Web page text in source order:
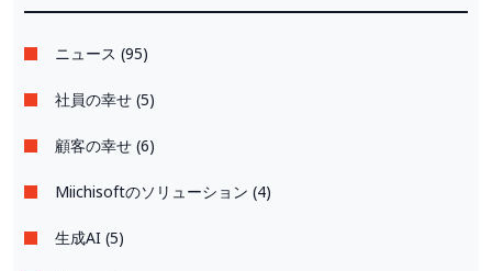
ニュース (95)
社員の幸せ (5)
顧客の幸せ (6)
Miichisoftのソリューション (4)
生成AI (5)